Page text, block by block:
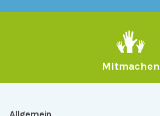
Mitmachen
Allgemein